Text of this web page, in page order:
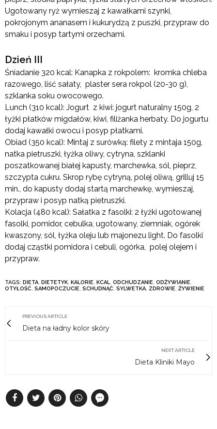
Ugotowany ryż wymieszaj z kawałkami szynki,
pokrojonym ananasem i kukurydzą z puszki, przypraw do
smaku i posyp tartymi orzechami.
Dzień III
Śniadanie 320 kcal: Kanapka z rokpolem: kromka chleba
razowego, liść sałaty, plaster sera rokpol (20-30 g),
szklanka soku owocowego.
Lunch (310 kcal): Jogurt z kiwi: jogurt naturalny 150g, 2
łyżki płatków migdałów, kiwi, filiżanka herbaty. Do jogurtu
dodaj kawałki owocu i posyp płatkami.
Obiad (350 kcal): Mintaj z surówką: filety z mintaja 150g,
natka pietruszki, łyżka oliwy, cytryna, szklanki
poszatkowanej białej kapusty, marchewka, sól, pieprz,
szczypta cukru. Skrop rybę cytryną, polej oliwą, grilluj 15
min., do kapusty dodaj startą marchewkę, wymieszaj,
przypraw i posyp natką pietruszki.
Kolacja (480 kcal): Sałatka z fasolki: 2 łyżki ugotowanej
fasolki, pomidor, cebulka, ugotowany, ziemniak, ogórek
kwaszony, sól, łyżka oleju lub majonezu light. Do fasolki
dodaj cząstki pomidora i cebuli, ogórka, polej olejem i
przypraw.
TAGS: DIETA, DIETETYK, KALORIE, KCAL, ODCHUDZANIE, ODŻYWIANIE,
OTYŁOŚĆ, SAMOPOCZUCIE, SCHUDNĄĆ, SYLWETKA, ZDROWIE, ŻYWIENIE
PREVIOUS ARTICLE
Dieta na ładny kolor skóry
NEXT ARTICLE
Dieta Kliniki Mayo